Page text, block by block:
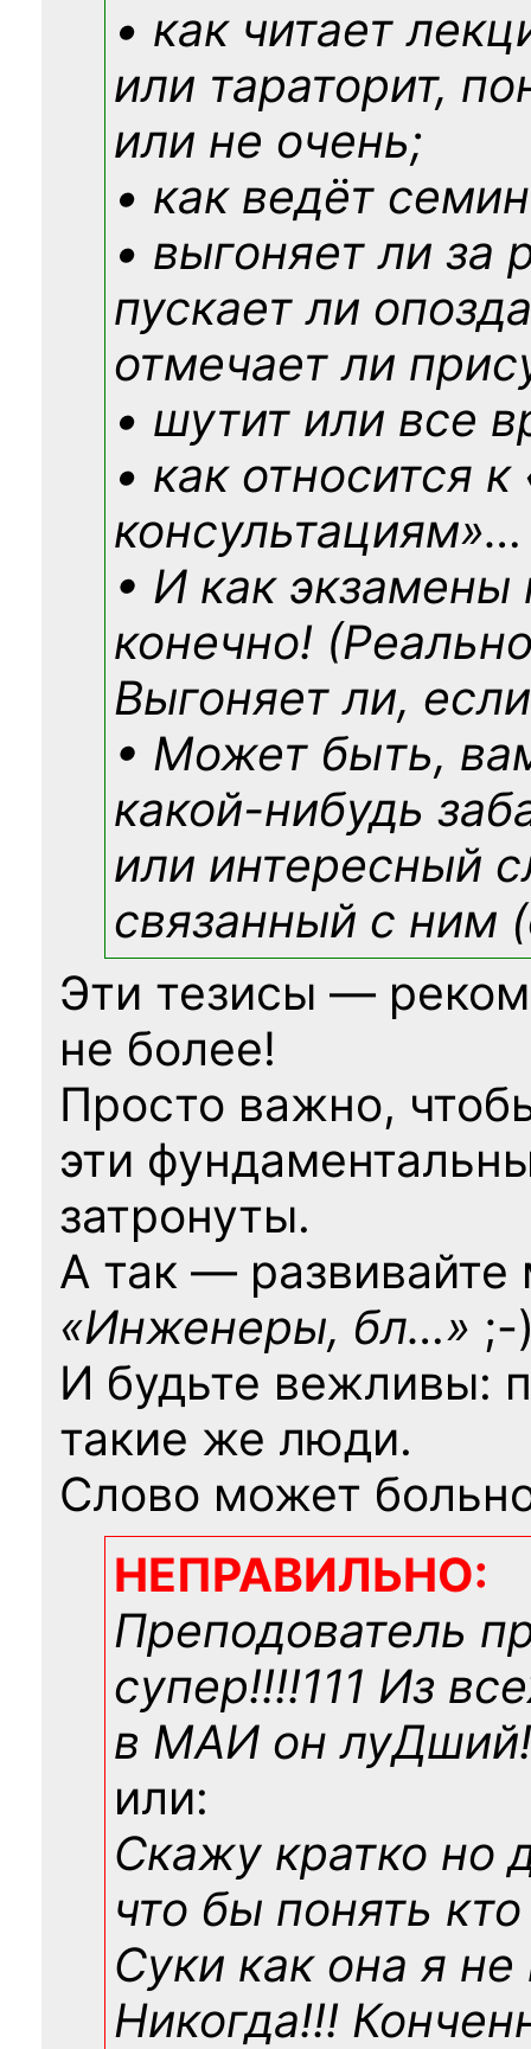
• как читает
или тараторит,
или не очень;
• как ведёт
• выгоняет ли за
пускает ли
отмечает ли
• шутит или все
• как относится
консультациям»…
• И как экзамены
конечно!
Выгоняет ли,
• Может быть,
какой-нибудь
или интересный
связанный с ним
Эти тезисы —
не более!
Просто важно,
эти
затронуты.
А так — развивайте
«Инженеры, бл…» ;-
И будьте вежливы:
такие же люди.
Слово может
НЕПРАВИЛЬНО:
Преподователь
супер!!!!111 Из
в МАИ он
или:
Скажу кратко но
что бы понять
Суки как она я не
Никогда!!!